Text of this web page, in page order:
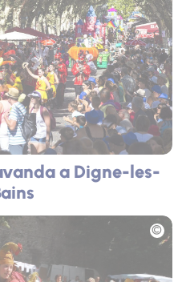
a Digne-les-